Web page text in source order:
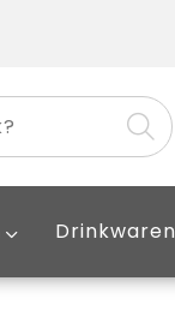
Drinkwaren